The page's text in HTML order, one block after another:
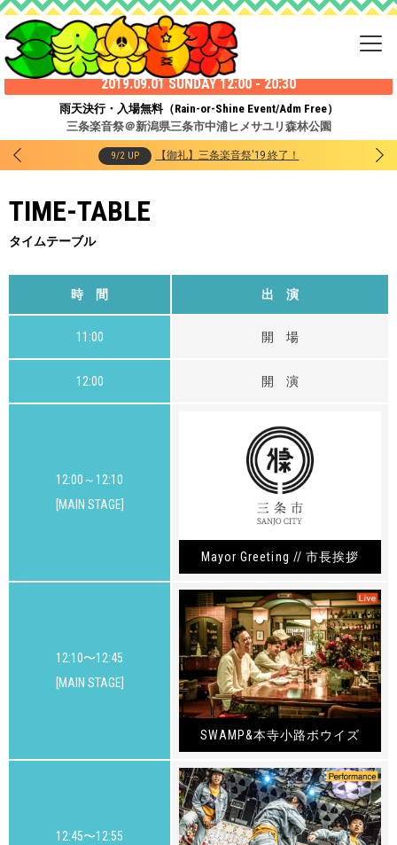
2019.09.01 SUNDAY 12:00 - 20:30
雨天決行・入場無料（Rain-or-Shine Event/Adm Free）
三条楽音祭＠新潟県三条市中浦ヒメサユリ森林公園
9/2 UP 【御礼】三条楽音祭'19 終了！
TIME-TABLE
タイムテーブル
時 間 出 演
11:00 開 場
12:00 開 演
12:00～12:10
[MAIN STAGE]
Mayor Greeting // 市長挨拶
12:10〜12:45
[MAIN STAGE]
SWAMP&本寺小路ボウイズ
12:45〜12:55